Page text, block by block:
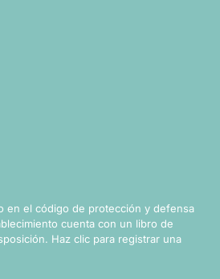
en el código de protección y defensa
cuenta con un libro de
Haz clic para registrar una